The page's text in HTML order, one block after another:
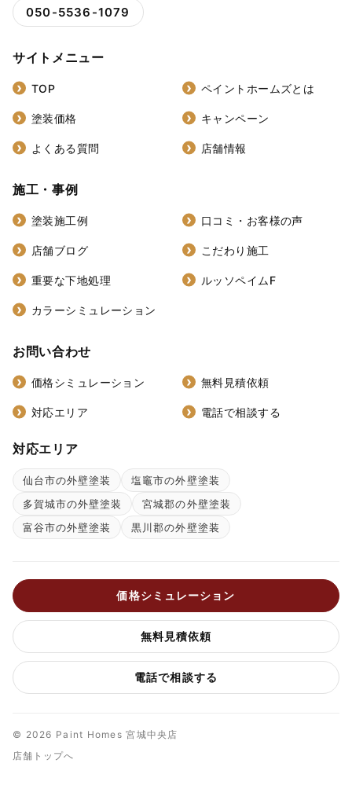
050-5536-1079
サイトメニュー
TOP ペイントホームズとは
塗装価格 キャンペーン
よくある質問 店舗情報
施工・事例
塗装施工例 口コミ・お客様の声
店舗ブログ こだわり施工
重要な下地処理 ルッソペイムF
カラーシミュレーション
お問い合わせ
価格シミュレーション 無料見積依頼
対応エリア 電話で相談する
対応エリア
仙台市の外壁塗装
塩竈市の外壁塗装
多賀城市の外壁塗装
宮城郡の外壁塗装
富谷市の外壁塗装
黒川郡の外壁塗装
価格シミュレーション
無料見積依頼
電話で相談する
© 2026 Paint Homes 宮城中央店
店舗トップへ